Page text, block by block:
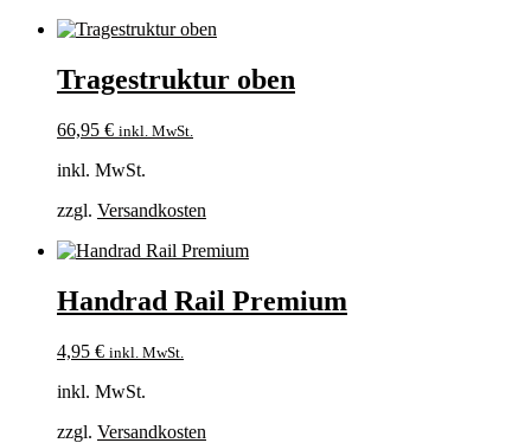
Tragestruktur oben
66,95 € inkl. MwSt.
inkl. MwSt.
zzgl. Versandkosten
Handrad Rail Premium
4,95 € inkl. MwSt.
inkl. MwSt.
zzgl. Versandkosten